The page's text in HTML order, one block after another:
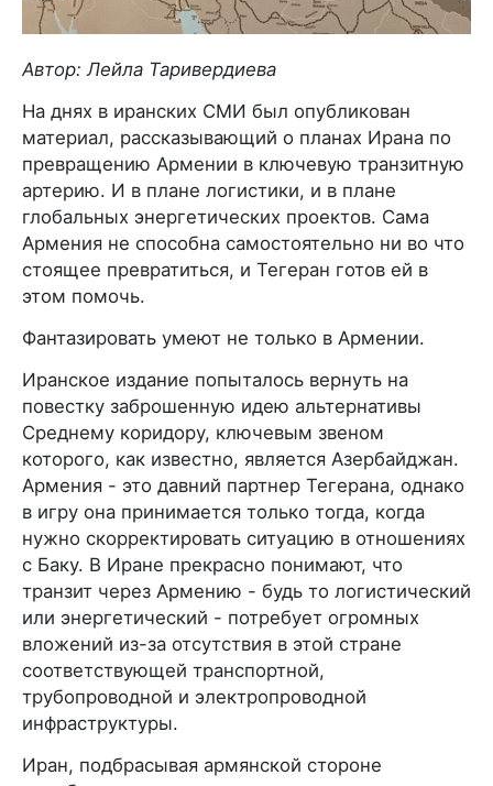
Автор: Лейла Таривердиева
На днях в иранских СМИ был опубликован
материал, рассказывающий о планах Ирана по
превращению Армении в ключевую транзитную
артерию. И в плане логистики, и в плане
глобальных энергетических проектов. Сама
Армения не способна самостоятельно ни во что
стоящее превратиться, и Тегеран готов ей в
этом помочь.
Фантазировать умеют не только в Армении.
Иранское издание попыталось вернуть на
повестку заброшенную идею альтернативы
Среднему коридору, ключевым звеном
которого, как известно, является Азербайджан.
Армения - это давний партнер Тегерана, однако
в игру она принимается только тогда, когда
нужно скорректировать ситуацию в отношениях
с Баку. В Иране прекрасно понимают, что
транзит через Армению - будь то логистический
или энергетический - потребует огромных
вложений из-за отсутствия в этой стране
соответствующей транспортной,
трубопроводной и электропроводной
инфраструктуры.
Иран, подбрасывая армянской стороне